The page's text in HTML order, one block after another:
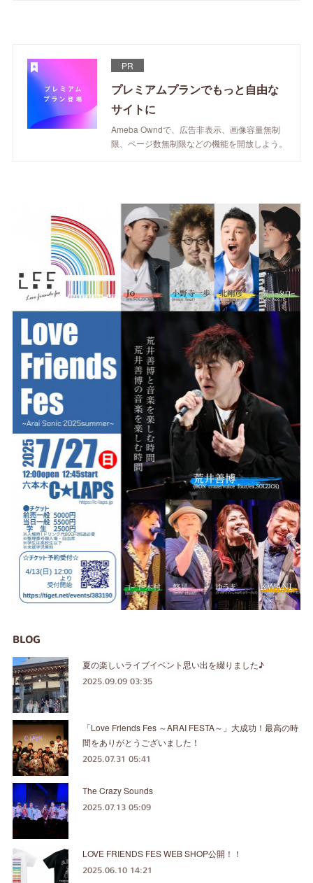
PR
プレミアムプランでもっと自由な
サイトに
Ameba Owndで、広告非表示、画像容量無制
限、ページ数無制限などの機能を開放しよう。
BLOG
夏の楽しいライブイベント思い出を綴りました♪
2025.09.09 03:35
「Love Friends Fes ～ARAI FESTA～」大成功！最高の時
間をありがとうございました！
2025.07.31 05:41
The Crazy Sounds
2025.07.13 05:09
LOVE FRIENDS FES WEB SHOP公開！！
2025.06.10 14:21